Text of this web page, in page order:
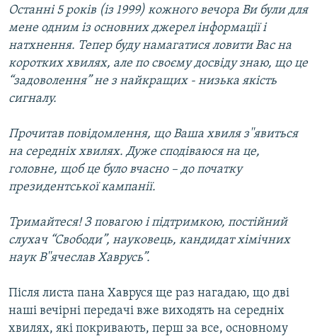
Останні 5 років (із 1999) кожного вечора Ви були для
мене одним із основних джерел інформації і
натхнення. Тепер буду намагатися ловити Вас на
коротких хвилях, але по своєму досвіду знаю, що це
“задоволення” не з найкращих - низька якість
сигналу.
Прочитав повідомлення, що Ваша хвиля з''явиться
на середніх хвилях. Дуже сподіваюся на це,
головне, щоб це було вчасно – до початку
президентської кампанії.
Тримайтеся! З повагою і підтримкою, постійний
слухач “Свободи”, науковець, кандидат хімічних
наук В''ячеслав Хаврусь”.
Після листа пана Хавруся ще раз нагадаю, що дві
наші вечірні передачі вже виходять на середніх
хвилях, які покривають, перш за все, основному